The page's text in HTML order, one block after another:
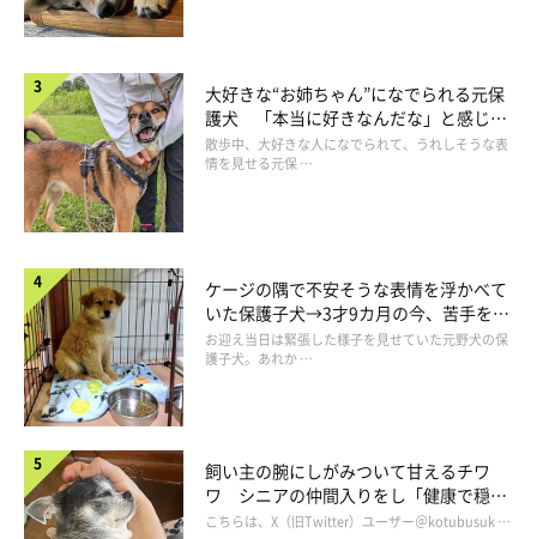
大好きな“お姉ちゃん”になでられる元保
護犬 「本当に好きなんだな」と感じる
表情にほっこり
散歩中、大好きな人になでられて、うれしそうな表
情を見せる元保 …
ケージの隅で不安そうな表情を浮かべて
いた保護子犬→3才9カ月の今、苦手を克
服し頼もしいコに成長！
お迎え当日は緊張した様子を見せていた元野犬の保
護子犬。あれか …
飼い主の腕にしがみついて甘えるチワ
ワ シニアの仲間入りをし「健康で穏や
かな暮らしが続いてほしい」と願う
こちらは、X（旧Twitter）ユーザー＠kotubusuk …